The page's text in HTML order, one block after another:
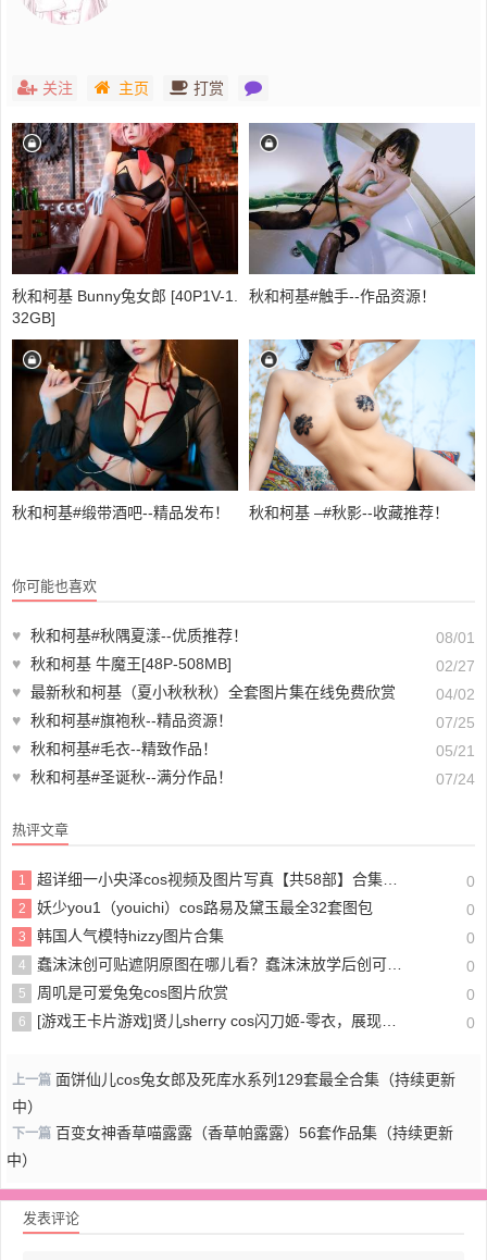
关注 主页 打赏
秋和柯基 Bunny兔女郎 [40P1V-1.
32GB]
秋和柯基#触手--作品资源！
秋和柯基#缎带酒吧--精品发布！ 秋和柯基 –#秋影--收藏推荐！
你可能也喜欢
♥ 秋和柯基#秋隅夏漾--优质推荐！
08/01
♥ 秋和柯基 牛魔王[48P-508MB]
02/27
♥ 最新秋和柯基（夏小秋秋秋）全套图片集在线免费欣赏
04/02
♥ 秋和柯基#旗袍秋--精品资源！
07/25
♥ 秋和柯基#毛衣--精致作品！
05/21
♥ 秋和柯基#圣诞秋--满分作品！ 07/24
热评文章
1 超详细一小央泽cos视频及图片写真【共58部】合集分享 0
2 妖少you1（youichi）cos路易及黛玉最全32套图包 0
3 韩国人气模特hizzy图片合集 0
4 蠢沫沫创可贴遮阴原图在哪儿看？蠢沫沫放学后创可贴最受欢迎 0
5 周叽是可爱兔兔cos图片欣赏 0
6 [游戏王卡片游戏]贤儿sherry cos闪刀姬-零衣，展现闪刀姬的魅力无限 0
上一篇 面饼仙儿cos兔女郎及死库水系列129套最全合集（持续更新
中）
下一篇 百变女神香草喵露露（香草帕露露）56套作品集（持续更新
中）
发表评论